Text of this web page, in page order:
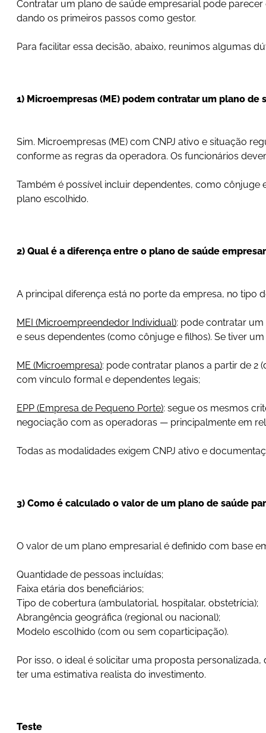
Contratar um plano de saúde empresarial pode
dando os primeiros passos como gestor.
Para facilitar essa decisão, abaixo, reunimos algumas
1) Microempresas (ME) podem contratar um plano
Sim. Microempresas (ME) com CNPJ ativo e situação
conforme as regras da operadora. Os funcionários
Também é possível incluir dependentes, como
plano escolhido.
2) Qual é a diferença entre o plano de saúde
A principal diferença está no porte da empresa, no tipo
MEI (Microempreendedor Individual): pode contratar
e seus dependentes (como cônjuge e filhos). Se tiver
ME (Microempresa): pode contratar planos a partir de 2
com vínculo formal e dependentes legais;
EPP (Empresa de Pequeno Porte): segue os mesmos
negociação com as operadoras — principalmente em
Todas as modalidades exigem CNPJ ativo e
3) Como é calculado o valor de um plano de saúde
O valor de um plano empresarial é definido com base
Quantidade de pessoas incluídas;
Faixa etária dos beneficiários;
Tipo de cobertura (ambulatorial, hospitalar, obstetrícia);
Abrangência geográfica (regional ou nacional);
Modelo escolhido (com ou sem coparticipação).
Por isso, o ideal é solicitar uma proposta
ter uma estimativa realista do investimento.
Teste